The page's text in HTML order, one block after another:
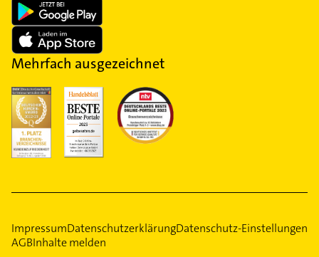
Mehrfach ausgezeichnet
ImpressumDatenschutzerklärungDatenschutz-Einstellungen
AGBInhalte melden